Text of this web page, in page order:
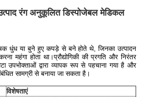
रंग अनुकूलित डिस्पोजेबल मेडिकल
धुंध या बुने हुए कपड़े से बने होते थे, जिनका उत्पादन
महंगा होता था।प्रौद्योगिकी की प्रगति और निरंतर
उपभोक्ताओं द्वारा व्यापक रूप से पहचाना गया है और
सामग्री से बनाया जा सकता है।
विशेषताएं